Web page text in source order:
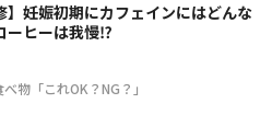
物「これOK？NG？」
】妊娠初期にカフェインにはどんな
ーヒーは我慢⁉︎